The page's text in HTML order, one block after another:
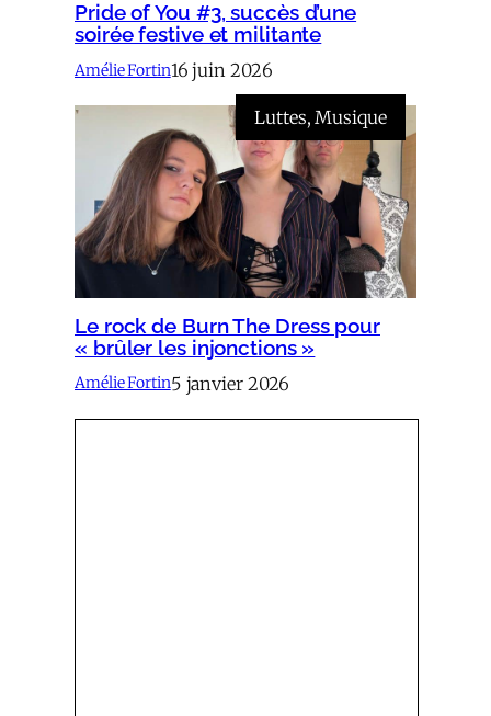
Pride of You #3, succès d’une
soirée festive et militante
Amélie Fortin16 juin 2026
Luttes, Musique
Le rock de Burn The Dress pour
« brûler les injonctions »
Amélie Fortin5 janvier 2026